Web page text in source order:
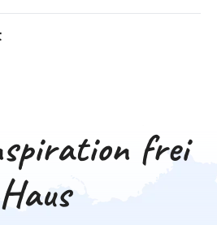
frei
Haus